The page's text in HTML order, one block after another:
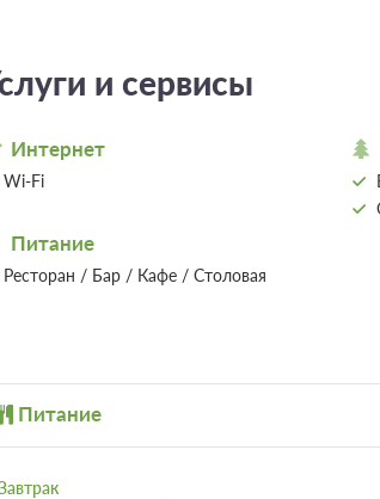
и сервисы
Интернет
Wi-Fi
Питание
Ресторан / Бар / Кафе / Столовая
Питание